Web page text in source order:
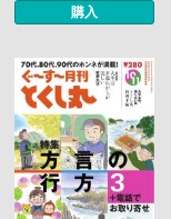
購入